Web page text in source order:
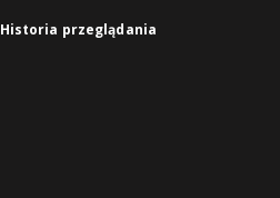
Historia przeglądania